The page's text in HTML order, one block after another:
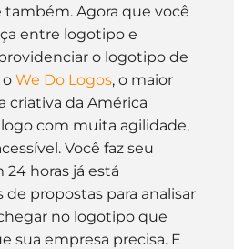
também. Agora que você
entre logotipo e
o logotipo de
o We Do Logos, o maior
criativa da América
com muita agilidade,
Você faz seu
horas já está
propostas para analisar
no logotipo que
sua empresa precisa. E